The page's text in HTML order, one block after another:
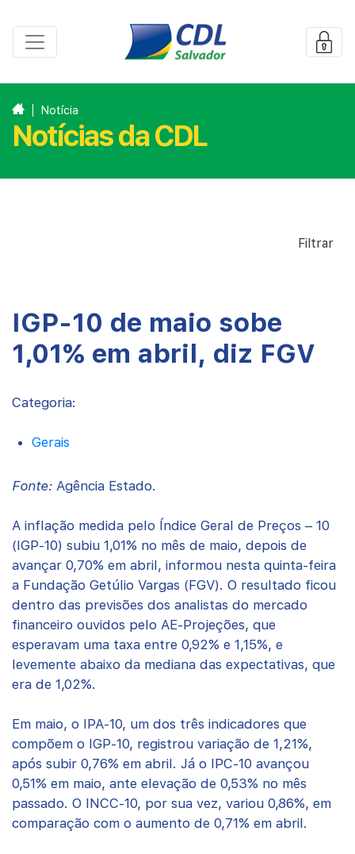
Notícia
Notícias da CDL
Filtrar
IGP-10 de maio sobe
1,01% em abril, diz FGV
Categoria:
Gerais
Fonte: Agência Estado.
A inflação medida pelo Índice Geral de Preços – 10
(IGP-10) subiu 1,01% no mês de maio, depois de
avançar 0,70% em abril, informou nesta quinta-feira
a Fundação Getúlio Vargas (FGV). O resultado ficou
dentro das previsões dos analistas do mercado
financeiro ouvidos pelo AE-Projeções, que
esperavam uma taxa entre 0,92% e 1,15%, e
levemente abaixo da mediana das expectativas, que
era de 1,02%.
Em maio, o IPA-10, um dos três indicadores que
compõem o IGP-10, registrou variação de 1,21%,
após subir 0,76% em abril. Já o IPC-10 avançou
0,51% em maio, ante elevação de 0,53% no mês
passado. O INCC-10, por sua vez, variou 0,86%, em
comparação com o aumento de 0,71% em abril.